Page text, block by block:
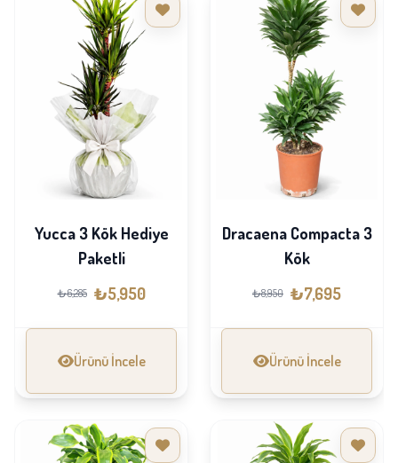
Yucca 3 Kök Hediye
Paketli
₺6,285 ₺5,950
Ürünü İncele
Dracaena Compacta 3
Kök
₺8,950 ₺7,695
Ürünü İncele